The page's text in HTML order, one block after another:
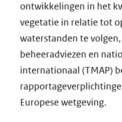
ontwikkelingen in het
vegetatie in relatie tot
waterstanden te
beheeradviezen en
internationaal (TMAP)
Europese wetgeving.